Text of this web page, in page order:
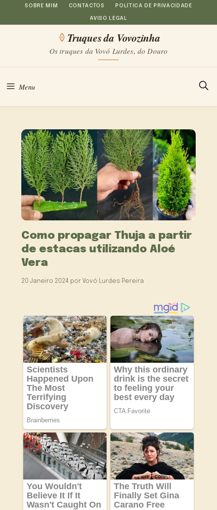
Saltar
para
conteúdo
SOBRE MIM CONTACTOS POLÍTICA DE PRIVACIDADE
AVISO LEGAL
Truques da Vovozinha
Os truques da Vovó Lurdes, do Douro
Menu
Como propagar Thuja a partir
de estacas utilizando Aloé
Vera
20 Janeiro 2024 por Vovó Lurdes Pereira